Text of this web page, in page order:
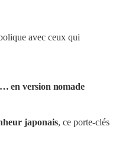
avec ceux qui
en version nomade
japonais, ce porte-clés